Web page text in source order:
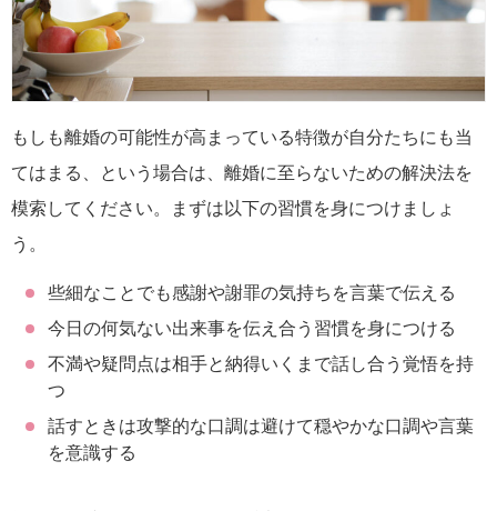
もしも離婚の可能性が高まっている特徴が自分たちにも当
てはまる、という場合は、離婚に至らないための解決法を
模索してください。まずは以下の習慣を身につけましょ
う。
些細なことでも感謝や謝罪の気持ちを言葉で伝える
今日の何気ない出来事を伝え合う習慣を身につける
不満や疑問点は相手と納得いくまで話し合う覚悟を持
つ
話すときは攻撃的な口調は避けて穏やかな口調や言葉
を意識する